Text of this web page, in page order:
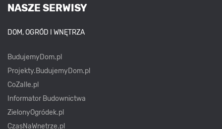
NASZE SERWISY
DOM, OGRÓD I WNĘTRZA
BudujemyDom.pl
Projekty.BudujemyDom.pl
CoZaIle.pl
Informator Budownictwa
ZielonyOgródek.pl
CzasNaWnetrze.pl